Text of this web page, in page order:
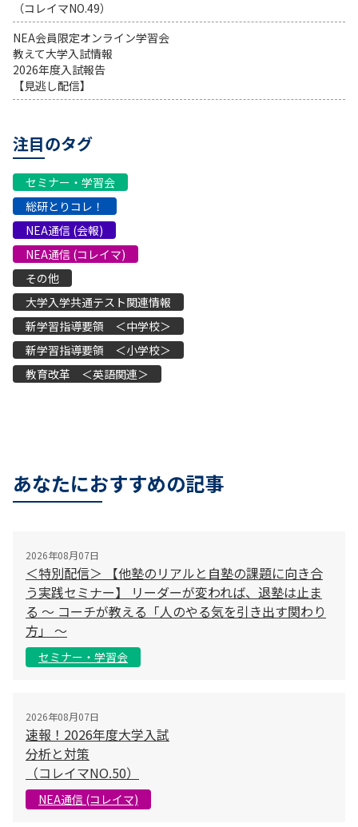
（コレイマNO.49）
NEA会員限定オンライン学習会
教えて大学入試情報
2026年度入試報告
【見逃し配信】
注目のタグ
セミナー・学習会
総研とりコレ！
NEA通信 (会報)
NEA通信 (コレイマ)
その他
大学入学共通テスト関連情報
新学習指導要領 ＜中学校＞
新学習指導要領 ＜小学校＞
教育改革 ＜英語関連＞
あなたにおすすめの記事
2026年08月07日
＜特別配信＞ 【他塾のリアルと自塾の課題に向き合
う実践セミナー】 リーダーが変われば、退塾は止ま
る 〜 コーチが教える「人のやる気を引き出す関わり
方」 〜
セミナー・学習会
2026年08月07日
速報！2026年度大学入試
分析と対策
（コレイマNO.50）
NEA通信 (コレイマ)